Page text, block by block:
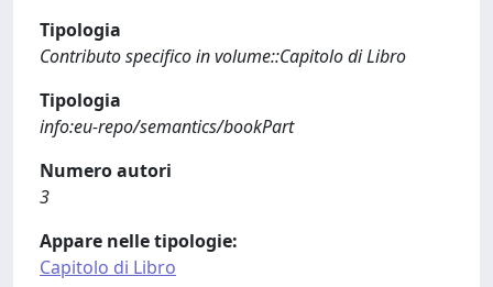
Tipologia
Contributo specifico in volume::Capitolo di Libro
Tipologia
info:eu-repo/semantics/bookPart
Numero autori
3
Appare nelle tipologie:
Capitolo di Libro